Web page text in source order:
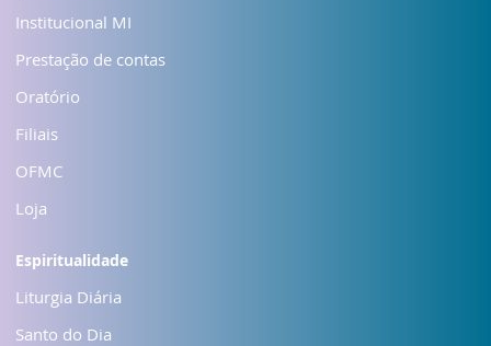
Institucional MI
Prestação de contas
Oratório
Filiais
OFMC
Loja
Espiritualidade
Liturgia Diária
Santo do Dia